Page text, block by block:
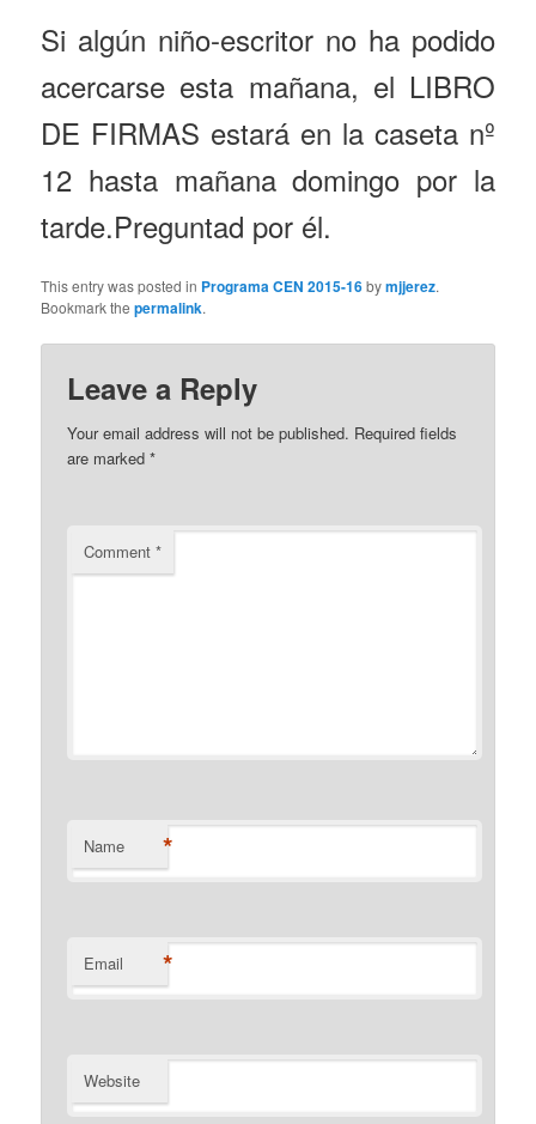
Si algún niño-escritor no ha podido
acercarse esta mañana, el LIBRO
DE FIRMAS estará en la caseta nº
12 hasta mañana domingo por la
tarde.Preguntad por él.
This entry was posted in Programa CEN 2015-16bymjjerez.
Bookmark thepermalink.
Leave a Reply
Your email address will not be published. Required fields
are marked*
Comment*
Name *
Email *
Website